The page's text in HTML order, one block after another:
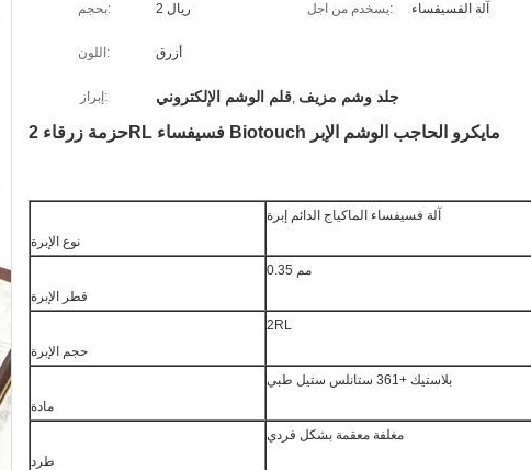
بحجم: 2 ريال يسخدم من اجل: آلة الفسيفساء
اللون: أزرق
إبراز: قلم الوشم الإلكتروني, جلد وشم مزيف
حزمة زرقاء 2RL فسيفساء Biotouch مايكرو الحاجب الوشم الإبر
نوع الإبرة
آلة فسيفساء الماكياج الدائم إبرة
قطر الإبرة
0.35 مم
حجم الإبرة
2RL
مادة
بلاستيك +361 ستانلس ستيل طبي
طرد
مغلفة معقمة بشكل فردي